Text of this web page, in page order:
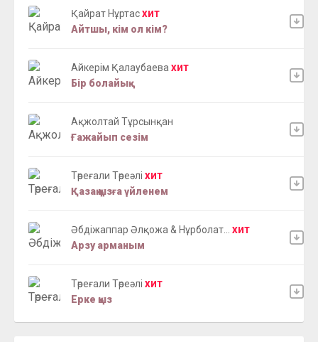
Қайрат Нұртас ХИТ
Айтшы, кім ол кім?
Айкерім Қалаубаева ХИТ
Бір болайық
Ақжолтай Тұрсынқан
Ғажайып сезім
Төреғали Төреәлі ХИТ
Қазақ қызға үйленем
Әбдіжаппар Әлқожа & Нұрболат... ХИТ
Арзу арманым
Төреғали Төреәлі ХИТ
Ерке қыз